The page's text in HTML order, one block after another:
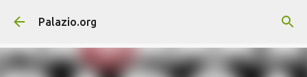
Saltatu eta joan eduki nagusira
Palazio.org